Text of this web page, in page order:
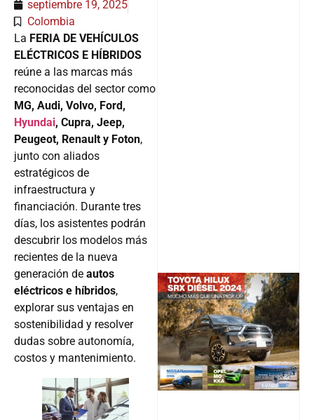
septiembre 19, 2025
Colombia
La FERIA DE VEHÍCULOS
ELÉCTRICOS E HÍBRIDOS
reúne a las marcas más
reconocidas del sector como
MG, Audi, Volvo, Ford,
Hyundai, Cupra, Jeep,
Peugeot, Renault y Foton,
junto con aliados
estratégicos de
infraestructura y
financiación. Durante tres
días, los asistentes podrán
descubrir los modelos más
recientes de la nueva
generación de autos
eléctricos e híbridos,
explorar sus ventajas en
sostenibilidad y resolver
dudas sobre autonomía,
costos y mantenimiento.
Follow